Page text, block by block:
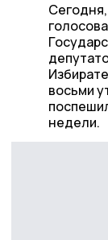
восьми
недели.